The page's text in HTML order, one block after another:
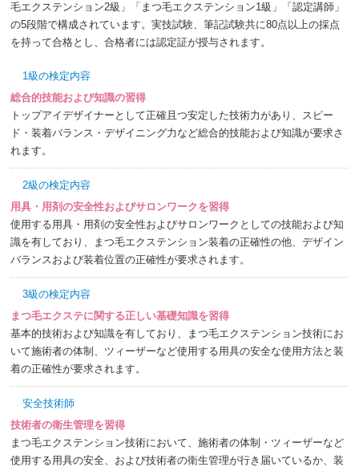
毛エクステンション2級」「まつ毛エクステンション1級」「認定講師」
の5段階で構成されています。実技試験、筆記試験共に80点以上の採点
を持って合格とし、合格者には認定証が授与されます。
1級の検定内容
総合的技能および知識の習得
トップアイデザイナーとして正確且つ安定した技術力があり、スピー
ド・装着バランス・デザイニング力など総合的技能および知識が要求さ
れます。
2級の検定内容
用具・用剤の安全性およびサロンワークを習得
使用する用具・用剤の安全性およびサロンワークとしての技能および知
識を有しており、まつ毛エクステンション装着の正確性の他、デザイン
バランスおよび装着位置の正確性が要求されます。
3級の検定内容
まつ毛エクステに関する正しい基礎知識を習得
基本的技術および知識を有しており、まつ毛エクステンション技術にお
いて施術者の体制、ツィーザーなど使用する用具の安全な使用方法と装
着の正確性が要求されます。
安全技術師
技術者の衛生管理を習得
まつ毛エクステンション技術において、施術者の体制・ツィーザーなど
使用する用具の安全、および技術者の衛生管理が行き届いているか、装